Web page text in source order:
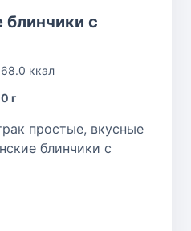
блинчики с
ккал
г
простые, вкусные
блинчики с